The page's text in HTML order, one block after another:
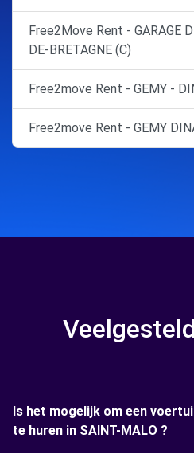
Free2Move Rent - GARAGE
DE-BRETAGNE (C)
Free2move Rent - GEMY -
Free2move Rent - GEMY
Is het mogelijk om een
te huren in SAINT-MALO ?